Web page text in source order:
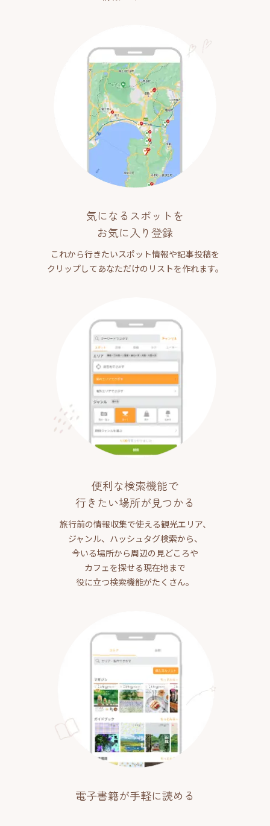
気になるスポットを
お気に入り登録
これから行きたいスポット情報や記事投稿を
クリップしてあなただけのリストを作れます。
便利な検索機能で
行きたい場所が見つかる
旅行前の情報収集で使える観光エリア、
ジャンル、ハッシュタグ検索から、
今いる場所から周辺の見どころや
カフェを探せる現在地まで
役に立つ検索機能がたくさん。
電子書籍が手軽に読める